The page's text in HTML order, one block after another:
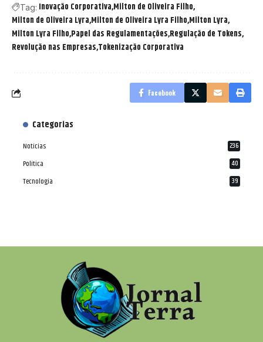
Tag: Inovação Corporativa Milton de Oliveira Filho
Milton de Oliveira Lyra Milton de Oliveira Lyra Filho Milton Lyra
Milton Lyra Filho Papel das Regulamentações Regulação de Tokens
Revolução nas Empresas Tokenização Corporativa
Facebook
Categorias
Notícias 236
Política 40
Tecnologia 39